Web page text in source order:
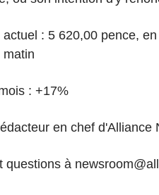
: 5 620,00 pence,
matin
: +17%
en chef d'Alliance
questions à